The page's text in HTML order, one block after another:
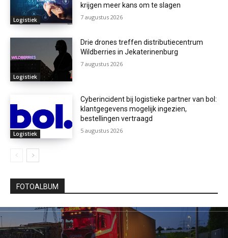
Logistiek
krijgen meer kans om te slagen
7 augustus 2026
Logistiek
Drie drones treffen distributiecentrum
Wildberries in Jekaterinenburg
7 augustus 2026
Logistiek
Cyberincident bij logistieke partner van bol:
klantgegevens mogelijk ingezien,
bestellingen vertraagd
5 augustus 2026
FOTOALBUM